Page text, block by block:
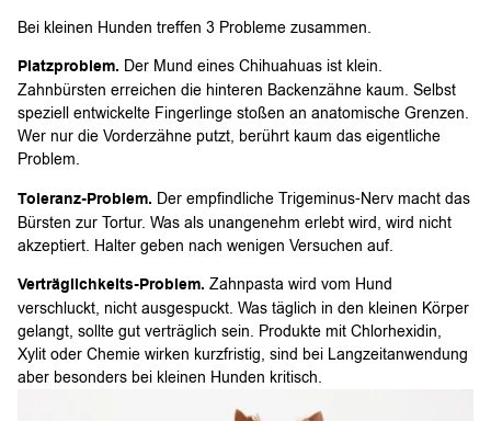
Bei kleinen Hunden treffen 3 Probleme zusammen.
Platzproblem. Der Mund eines Chihuahuas ist klein.
Zahnbürsten erreichen die hinteren Backenzähne kaum. Selbst
speziell entwickelte Fingerlinge stoßen an anatomische Grenzen.
Wer nur die Vorderzähne putzt, berührt kaum das eigentliche
Problem.
Toleranz-Problem. Der empfindliche Trigeminus-Nerv macht das
Bürsten zur Tortur. Was als unangenehm erlebt wird, wird nicht
akzeptiert. Halter geben nach wenigen Versuchen auf.
Verträglichkeits-Problem. Zahnpasta wird vom Hund
verschluckt, nicht ausgespuckt. Was täglich in den kleinen Körper
gelangt, sollte gut verträglich sein. Produkte mit Chlorhexidin,
Xylit oder Chemie wirken kurzfristig, sind bei Langzeitanwendung
aber besonders bei kleinen Hunden kritisch.